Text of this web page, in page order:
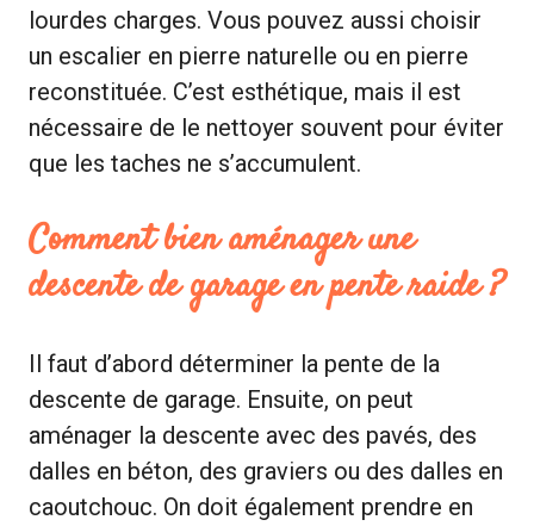
lourdes charges. Vous pouvez aussi choisir
un escalier en pierre naturelle ou en pierre
reconstituée. C’est esthétique, mais il est
nécessaire de le nettoyer souvent pour éviter
que les taches ne s’accumulent.
Comment bien aménager une
descente de garage en pente raide ?
Il faut d’abord déterminer la pente de la
descente de garage. Ensuite, on peut
aménager la descente avec des pavés, des
dalles en béton, des graviers ou des dalles en
caoutchouc. On doit également prendre en